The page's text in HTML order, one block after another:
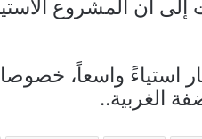
أن المشروع
استياءً واسعاً،
الغربية..